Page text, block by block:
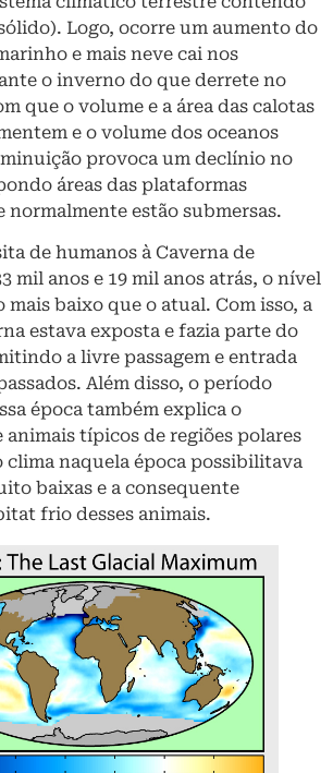
Logo, ocorre um aumento do
e mais neve cai nos
o inverno do que derrete no
que o volume e a área das calotas
e o volume dos oceanos
provoca um declínio no
áreas das plataformas
estão submersas.
de humanos à Caverna de
mil anos e 19 mil anos atrás, o nível
mais baixo que o atual. Com isso, a
estava exposta e fazia parte do
a livre passagem e entrada
Além disso, o período
época também explica o
animais típicos de regiões polares
clima naquela época possibilitava
baixas e a consequente
frio desses animais.